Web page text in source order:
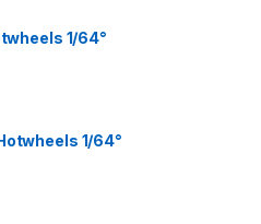
1/64°
1/64°